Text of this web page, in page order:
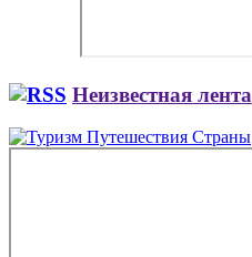
Неизвестная лента